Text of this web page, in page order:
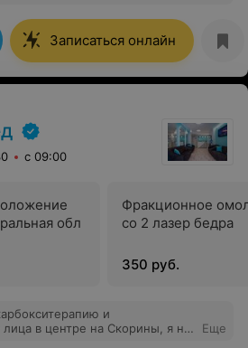
и только благодарных
Записаться онлайн
с 09:00
обл
Фракционное
co 2 лазер бедра
350 руб.
и
лица в центре на Скорины, я не
Еще